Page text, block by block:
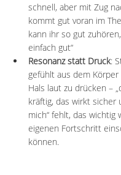
schnell, aber mit Zug
kommt gut voran im
kann ihr so gut
einfach gut“
Resonanz statt Druck:
gefühlt aus dem
Hals laut zu drücken –
kräftig, das wirkt sicher
mich“ fehlt, das wichtig
eigenen Fortschritt
können.